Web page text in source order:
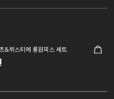
&뷔스티에 롱원피스 세트